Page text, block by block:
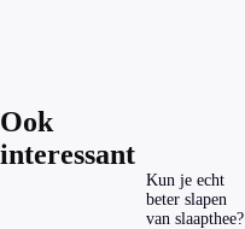
Ook
interessant
Kun je echt
beter slapen
van slaapthee?